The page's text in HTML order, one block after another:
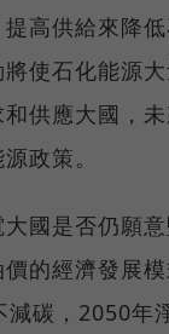
高供給來降
使石化能源
供應大國，
政策。
國是否仍願
的經濟發展
減碳，2050年